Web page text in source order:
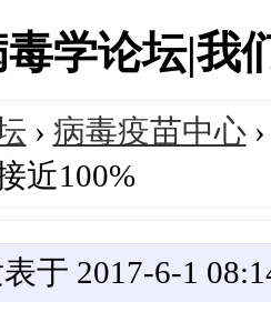
学论坛|我
› 病毒疫苗中心›
近100%
于 2017-6-1